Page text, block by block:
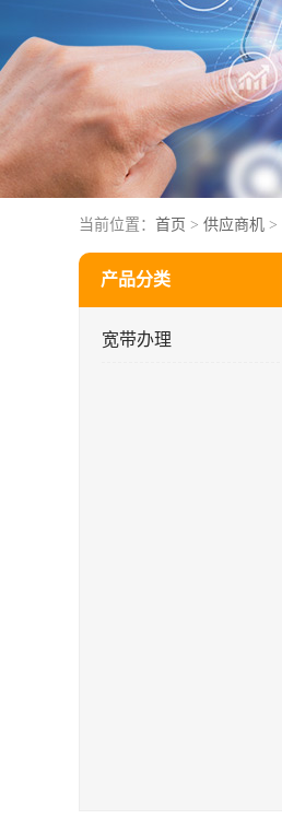
当前位置： 首页 > 供应商机 >
产品分类
宽带办理